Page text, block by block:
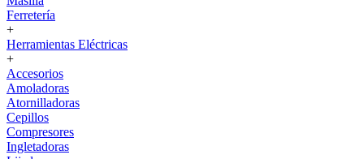
Ferretería
+
Herramientas Eléctricas
+
Accesorios
Amoladoras
Atornilladoras
Cepillos
Compresores
Ingletadoras